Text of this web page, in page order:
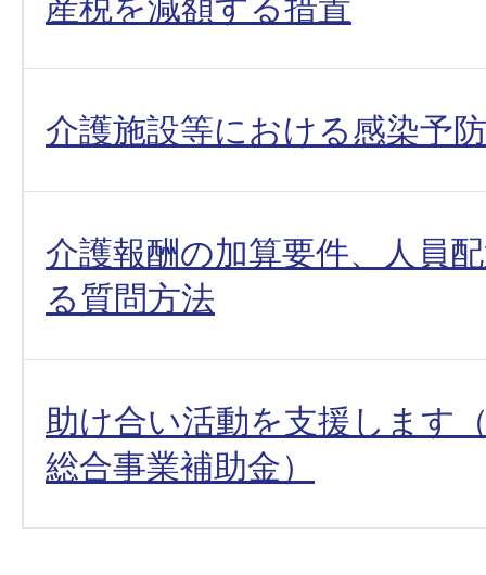
介護施設等における感染予防
介護報酬の加算要件、人員
る質問方法
助け合い活動を支援します
総合事業補助金）